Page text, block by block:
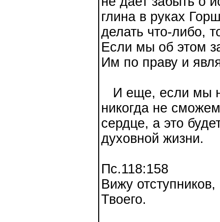
глина в руках
делать что-либо,
Если мы об этом
Им по праву и
И еще, если мы
никогда не
сердце, а это
духовной жизни.
Пс.118:158
Вижу
Твоего.